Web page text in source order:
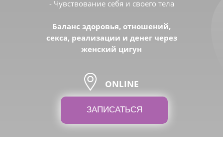
ЗАПИСАТЬСЯ
ONLINE
- Чувствование себя и своего тела
Баланс здоровья, отношений,
секса, реализации и денег через
женский цигун